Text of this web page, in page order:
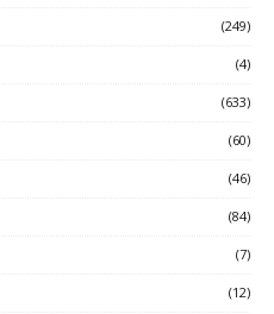
(249)
(4)
(633)
(60)
(46)
(84)
(7)
(12)